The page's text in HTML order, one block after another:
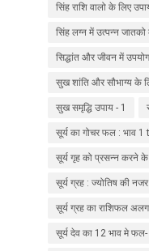
सिंह राशि वालो के लिए
सिंह लग्न में उत्पन्न जातको
सिद्धांत और जीवन में उपयोग
सुख शांति और सौभाग्य के
सुख समृद्धि उपाय - 1
सूर्य का गोचर फल : भाव 1
सूर्य गृह को प्रसन्न करने
सूर्य ग्रह : ज्योतिष की
सूर्य ग्रह का राशिफल
सूर्य देव का 12 भाव मे